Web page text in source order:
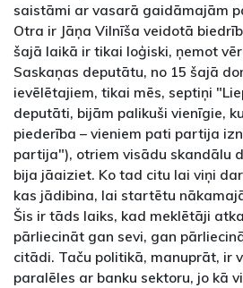
saistāmi ar vasarā gaidāmajām
Otra ir Jāņa Vilnīša veidotā
šajā laikā ir tikai loģiski, ņemot
Saskaņas deputātu, no 15 šajā
ievēlētajiem, tikai mēs, septiņi
deputāti, bijām palikuši vienīgie,
piederība – vieniem pati partija
partija"), otriem visādu skandālu
bija jāaiziet. Ko tad citu lai viņi
kas jādibina, lai startētu
Šis ir tāds laiks, kad meklētāji
pārliecināt gan sevi, gan
citādi. Taču politikā, manuprāt, ir
paralēles ar banku sektoru, jo kā